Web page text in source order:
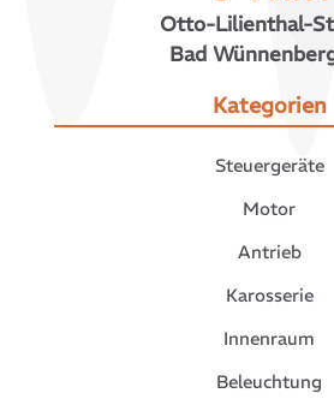
Otto-Lilienthal-
Bad
Kategorien
Steuergeräte
Motor
Antrieb
Karosserie
Innenraum
Beleuchtung